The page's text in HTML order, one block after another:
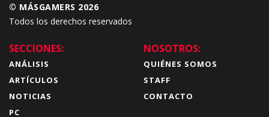
© MÁSGAMERS 2026
Todos los derechos reservados
SECCIONES:
ANÁLISIS
ARTÍCULOS
NOTICIAS
PC
NOSOTROS:
QUIÉNES SOMOS
STAFF
CONTACTO